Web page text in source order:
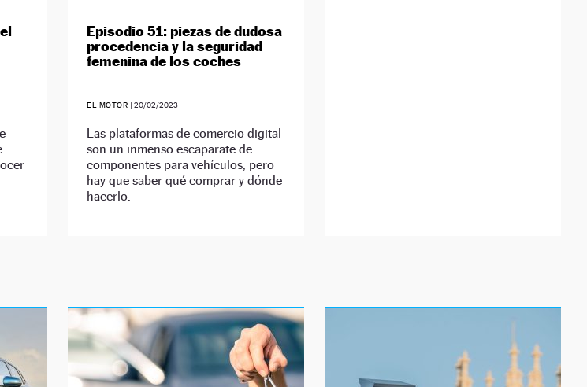
Episodio 51: piezas de dudosa
procedencia y la seguridad
femenina de los coches
EL MOTOR | 20/02/2023
Las plataformas de comercio digital
son un inmenso escaparate de
componentes para vehículos, pero
hay que saber qué comprar y dónde
hacerlo.